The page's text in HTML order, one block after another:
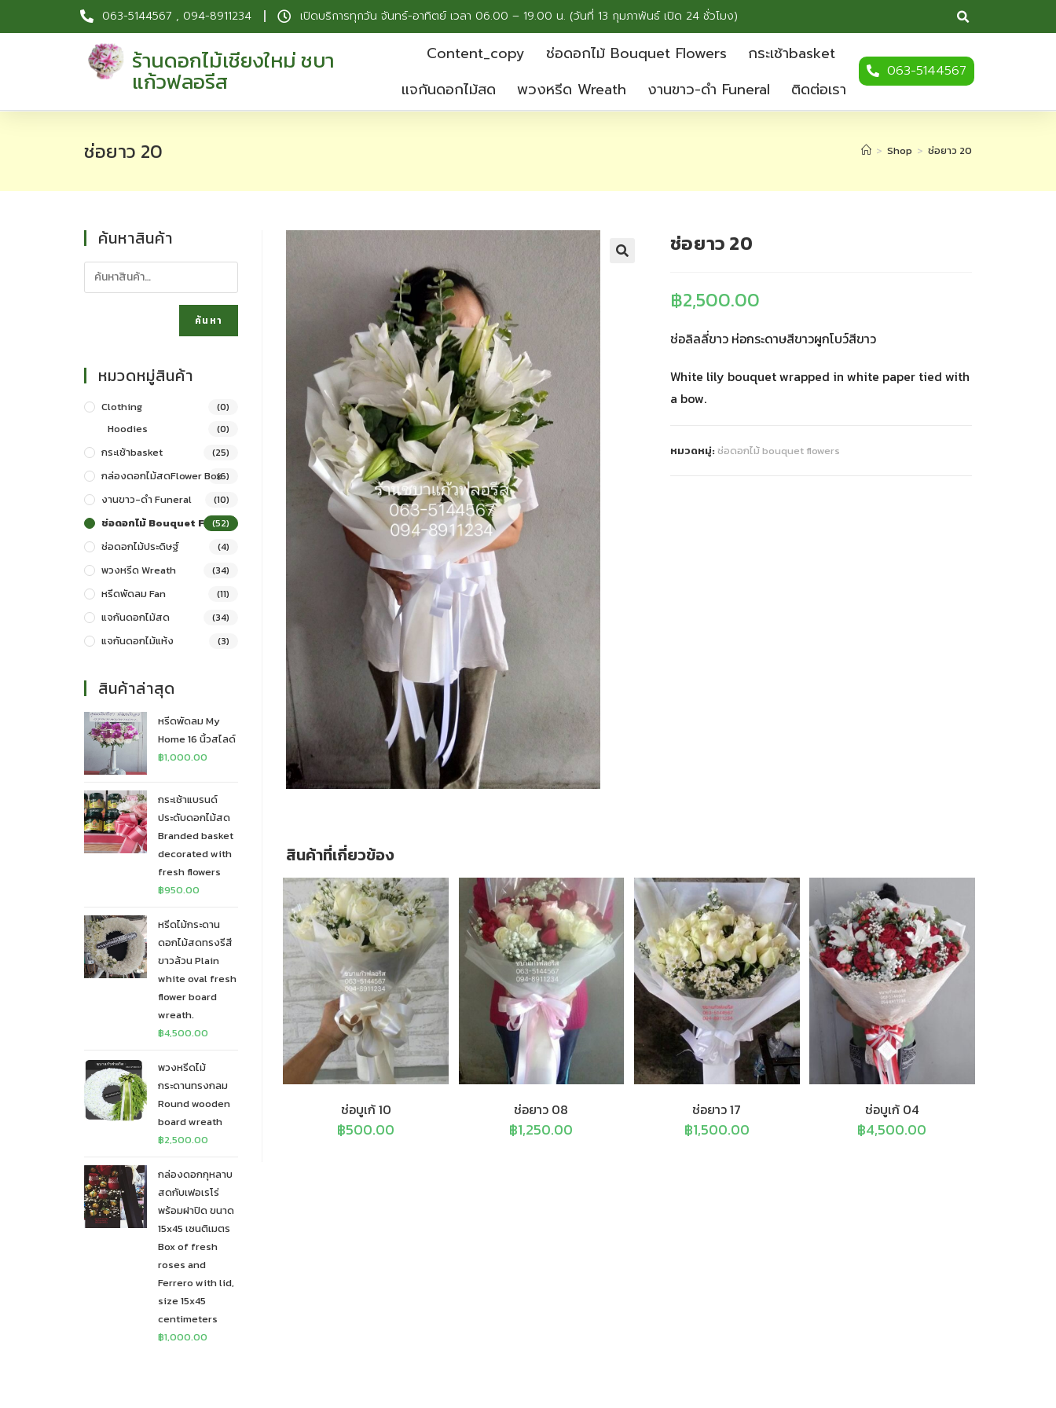
063-5144567 , 094-8911234 เปิดบริการทุกวัน จันทร์-อาทิตย์ เวลา 06.00 – 19.00 น. (วันที่ 13 กุมภาพันธ์ เปิด 24 ชั่วโมง)
ร้านดอกไม้เชียงใหม่ ชบา
แก้วฟลอรีส
Content_copy ช่อดอกไม้ Bouquet Flowers
กระเช้าbasket
แจกันดอกไม้สด
พวงหรีด Wreath งานขาว-ดำ Funeral ติดต่อเรา
063-5144567
ช่อยาว 20 > Shop > ช่อยาว 20
ช่อยาว 20
฿2,500.00
ช่อลิลลี่ขาว ห่อกระดาษสีขาวผูกโบว์สีขาว
White lily bouquet wrapped in white paper tied with
a bow.
หมวดหมู่:ช่อดอกไม้ bouquet flowers
สินค้าที่เกี่ยวข้อง
ช่อบูเก้ 10
฿500.00
ช่อยาว 08
฿1,250.00
ช่อยาว 17
฿1,500.00
ช่อบูเก้ 04
฿4,500.00
ค้นหาสินค้า
ค้นหา
หมวดหมู่สินค้า
Clothing (0)
Hoodies (0)
กระเช้าbasket (25)
กล่องดอกไม้สดFlower Box(6)
งานขาว-ดำ Funeral (10)
ช่อดอกไม้ Bouquet Flowers
(52)
ช่อดอกไม้ประดิษฐ์ (4)
พวงหรีด Wreath (34)
หรีดพัดลม Fan (11)
แจกันดอกไม้สด (34)
แจกันดอกไม้แห้ง (3)
สินค้าล่าสุด
หรีดพัดลม My
Home 16 นิ้วสไลด์
฿1,000.00
กระเช้าแบรนด์
ประดับดอกไม้สด
Branded basket
decorated with
fresh flowers
฿950.00
หรีดไม้กระดาน
ดอกไม้สดทรงรีสี
ขาวล้วน Plain
white oval fresh
flower board
wreath.
฿4,500.00
พวงหรีดไม้
กระดานทรงกลม
Round wooden
board wreath
฿2,500.00
กล่องดอกกุหลาบ
สดกับเฟอเรโร่
พร้อมฝาปิด ขนาด
15x45 เซนติเมตร
Box of fresh
roses and
Ferrero with lid,
size 15x45
centimeters
฿1,000.00